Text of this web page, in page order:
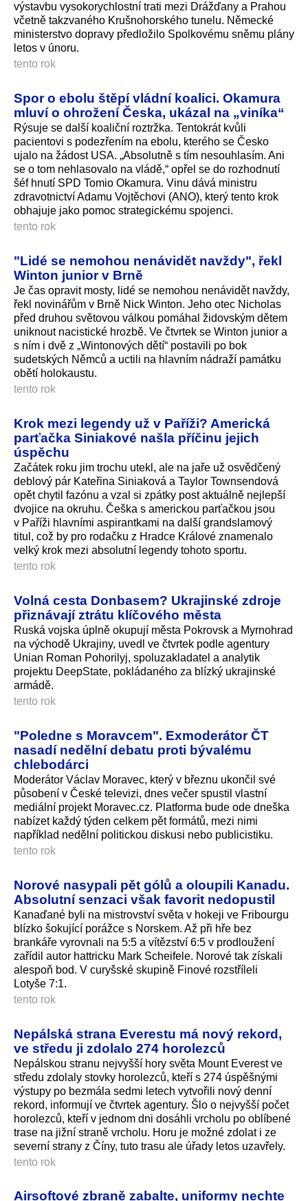
výstavbu vysokorychlostní trati mezi Drážďany a Prahou
včetně takzvaného Krušnohorského tunelu. Německé
ministerstvo dopravy předložilo Spolkovému sněmu plány
letos v únoru.
tento rok
Spor o ebolu štěpí vládní koalici. Okamura
mluví o ohrožení Česka, ukázal na „viníka“
Rýsuje se další koaliční roztržka. Tentokrát kvůli
pacientovi s podezřením na ebolu, kterého se Česko
ujalo na žádost USA. „Absolutně s tím nesouhlasím. Ani
se o tom nehlasovalo na vládě,“ opřel se do rozhodnutí
šéf hnutí SPD Tomio Okamura. Vinu dává ministru
zdravotnictví Adamu Vojtěchovi (ANO), který tento krok
obhajuje jako pomoc strategickému spojenci.
tento rok
"Lidé se nemohou nenávidět navždy", řekl
Winton junior v Brně
Je čas opravit mosty, lidé se nemohou nenávidět navždy,
řekl novinářům v Brně Nick Winton. Jeho otec Nicholas
před druhou světovou válkou pomáhal židovským dětem
uniknout nacistické hrozbě. Ve čtvrtek se Winton junior a
s ním i dvě z „Wintonových dětí“ postavili po bok
sudetských Němců a uctili na hlavním nádraží památku
obětí holokaustu.
tento rok
Krok mezi legendy už v Paříži? Americká
parťačka Siniakové našla příčinu jejich
úspěchu
Začátek roku jim trochu utekl, ale na jaře už osvědčený
deblový pár Kateřina Siniaková a Taylor Townsendová
opět chytil fazónu a vzal si zpátky post aktuálně nejlepší
dvojice na okruhu. Češka s americkou parťačkou jsou
v Paříži hlavními aspirantkami na další grandslamový
titul, což by pro rodačku z Hradce Králové znamenalo
velký krok mezi absolutní legendy tohoto sportu.
tento rok
Volná cesta Donbasem? Ukrajinské zdroje
přiznávají ztrátu klíčového města
Ruská vojska úplně okupují města Pokrovsk a Myrnohrad
na východě Ukrajiny, uvedl ve čtvrtek podle agentury
Unian Roman Pohorilyj, spoluzakladatel a analytik
projektu DeepState, pokládaného za blízký ukrajinské
armádě.
tento rok
"Poledne s Moravcem". Exmoderátor ČT
nasadí nedělní debatu proti bývalému
chlebodárci
Moderátor Václav Moravec, který v březnu ukončil své
působení v České televizi, dnes večer spustil vlastní
mediální projekt Moravec.cz. Platforma bude ode dneška
nabízet každý týden celkem pět formátů, mezi nimi
například nedělní politickou diskusi nebo publicistiku.
tento rok
Norové nasypali pět gólů a oloupili Kanadu.
Absolutní senzaci však favorit nedopustil
Kanaďané byli na mistrovství světa v hokeji ve Fribourgu
blízko šokující porážce s Norskem. Až při hře bez
brankáře vyrovnali na 5:5 a vítězství 6:5 v prodloužení
zařídil autor hattricku Mark Scheifele. Norové tak získali
alespoň bod. V curyšské skupině Finové rozstříleli
Lotyše 7:1.
tento rok
Nepálská strana Everestu má nový rekord,
ve středu ji zdolalo 274 horolezců
Nepálskou stranu nejvyšší hory světa Mount Everest ve
středu zdolaly stovky horolezců, kteří s 274 úspěšnými
výstupy po bezmála sedmi letech vytvořili nový denní
rekord, informují ve čtvrtek agentury. Šlo o nejvyšší počet
horolezců, kteří v jednom dni dosáhli vrcholu po oblíbené
trase na jižní straně vrcholu. Horu je možné zdolat i ze
severní strany z Číny, tuto trasu ale úřady letos uzavřely.
tento rok
Airsoftové zbraně zabalte, uniformy nechte